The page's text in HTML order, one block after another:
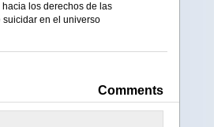
los derechos de las
suicidar en el universo
Comments